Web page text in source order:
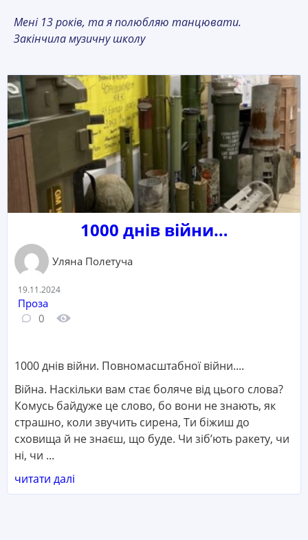
Мені 13 років, та я полюбляю танцювати.
Закінчила музичну школу
1000 днів війни…
Уляна Полетуча
Дата:
19.11.2024
Категорія:
Проза
Кількість коментарів:
0 Кількість переглядів:
1000 днів війни. Повномасштабної війни....
Війна. Наскільки вам стає боляче від цього слова?
Комусь байдуже це слово, бо вони не знають, як
страшно, коли звучить сирена, Ти біжиш до
сховища й не знаєш, що буде. Чи зібʼють ракету, чи
ні, чи ...
читати далі